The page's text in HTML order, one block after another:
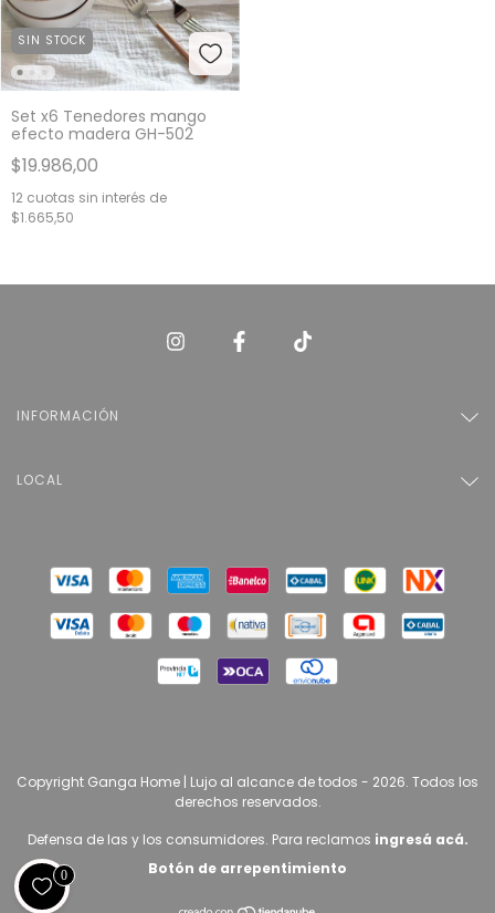
SIN STOCK
Set x6 Tenedores mango
efecto madera GH-502
$19.986,00
12 cuotas sin interés de
$1.665,50
INFORMACIÓN
LOCAL
Copyright Ganga Home | Lujo al alcance de todos - 2026. Todos los
derechos reservados.
Defensa de las y los consumidores. Para reclamos ingresá acá.
Botón de arrepentimiento
0